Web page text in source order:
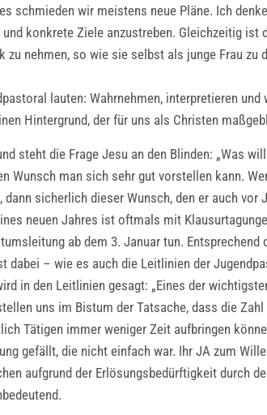
schmieden wir meistens neue Pläne. Ich
konkrete Ziele anzustreben. Gleichzeitig
zu nehmen, so wie sie selbst als junge Frau zu
lauten: Wahrnehmen, interpretieren
Hintergrund, der für uns als Christen
steht die Frage Jesu an den Blinden: „Was
Wunsch man sich sehr gut vorstellen kann.
sicherlich dieser Wunsch, den er auch vor
neuen Jahres ist oftmals mit
ab dem 3. Januar tun.
dabei – wie es auch die Leitlinien der
in den Leitlinien gesagt: „Eines der
uns im Bistum der Tatsache, dass die
Tätigen immer weniger Zeit aufbringen
gefällt, die nicht einfach war. Ihr JA zum
aufgrund der Erlösungsbedürftigkeit durch